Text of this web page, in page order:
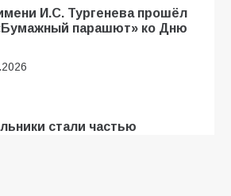
И.С. Тургенева прошёл
парашют» ко Дню
стали частью